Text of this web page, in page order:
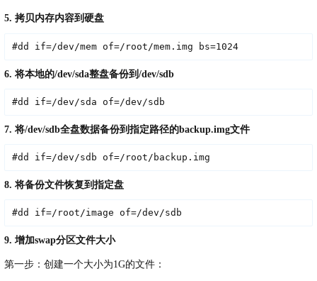
5. 拷贝内存内容到硬盘
#dd if=/dev/mem of=/root/mem.img bs=1024
6. 将本地的/dev/sda整盘备份到/dev/sdb
#dd if=/dev/sda of=/dev/sdb
7. 将/dev/sdb全盘数据备份到指定路径的backup.img文件
#dd if=/dev/sdb of=/root/backup.img
8. 将备份文件恢复到指定盘
#dd if=/root/image of=/dev/sdb
9. 增加swap分区文件大小
第一步：创建一个大小为1G的文件：